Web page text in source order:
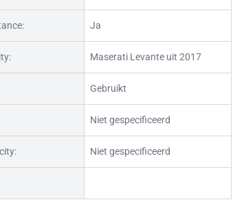
Ja
Maserati Levante uit 2017
Gebruikt
Niet gespecificeerd
Niet gespecificeerd